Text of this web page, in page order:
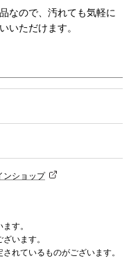
なので、汚れても気軽に
いただけます。
ンショップ
す。
います。
れているものがございます。